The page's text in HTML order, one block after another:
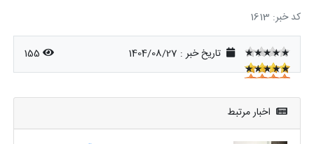
کد خبر: 1613
★★★★★
★★★★★
★★★★★
تاریخ خبر : 1404/08/27 155
اخبار مرتبط